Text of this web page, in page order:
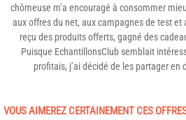
chômeuse m’a encouragé à consommer
aux offres du net, aux campagnes de test et
reçu des produits offerts, gagné des
Puisque EchantillonsClub semblait
profitais, j’ai décidé de les partager en
VOUS AIMEREZ CERTAINEMENT CES